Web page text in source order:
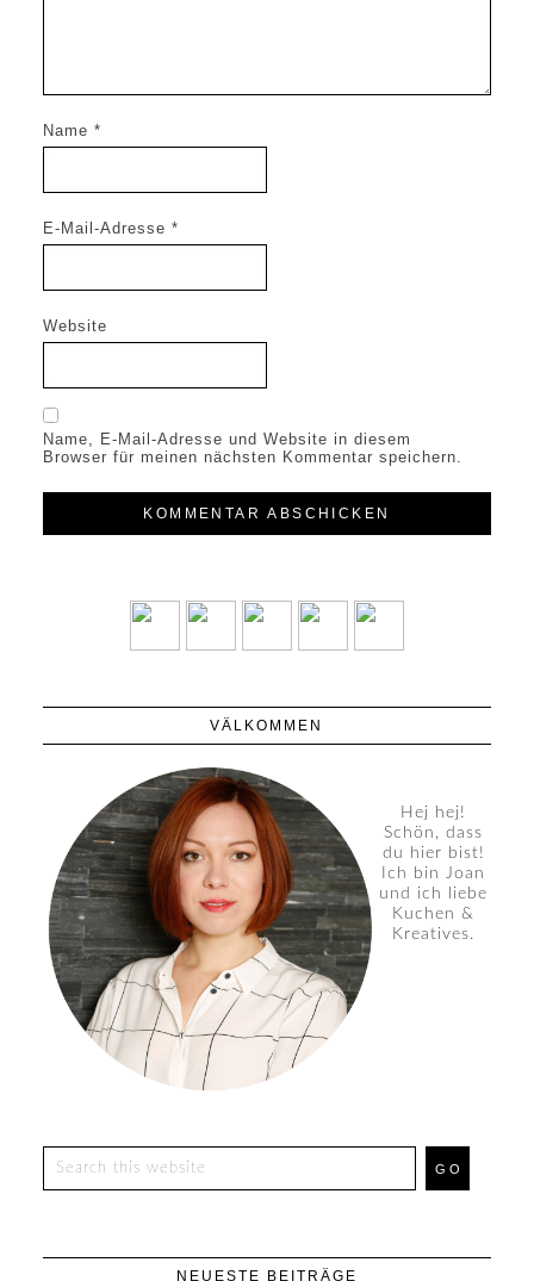
Name *
E-Mail-Adresse *
Website
Name, E-Mail-Adresse und Website in diesem
Browser für meinen nächsten Kommentar speichern.
VÄLKOMMEN
Hej hej!
Schön, dass
du hier bist!
Ich bin Joan
und ich liebe
Kuchen &
Kreatives.
NEUESTE BEITRÄGE